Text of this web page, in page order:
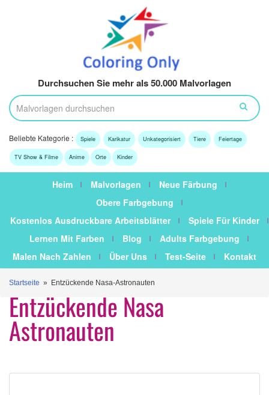
Durchsuchen Sie mehr als 50.000 Malvorlagen
Beliebte Kategorie : Spiele Karikatur Unkategorisiert Tiere Feiertage
TV Show & Filme Anime Orte Kinder
Heim Malvorlagen
Neue Färbung
Obere Farbgebung
Kostenlos Ausdruckbare Arbeitsblätter
Spiele Für Kinder
Lernen Mit Farben
Blog
Adults Farbgebung
Malen Nach Zahlen
Über Uns Test-Seite Kontakt
Startseite » Entzückende Nasa-Astronauten
Entzückende Nasa
Astronauten